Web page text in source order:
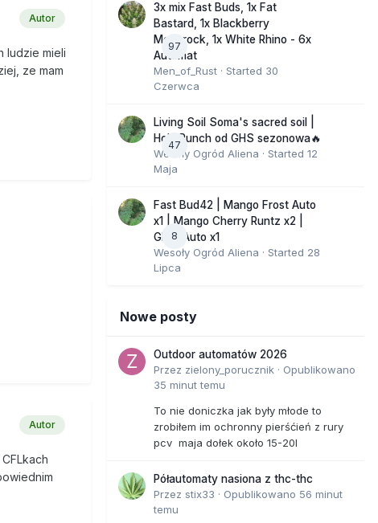
Autor
ludzie mieli
ze mam
Autor
97
3x mix Fast Buds, 1x Fat
Bastard, 1x Blackberry
Moonrock, 1x White Rhino - 6x
Automat
Men_of_Rust · Started 30
Czerwca
47
Living Soil Soma's sacred soil |
Holy Punch od GHS sezonowa🔥
Wesoły Ogród Aliena · Started 12
Maja
8
Fast Bud42 | Mango Frost Auto
x1 | Mango Cherry Runtz x2 |
GMO Auto x1
Wesoły Ogród Aliena · Started 28
Lipca
Nowe posty
Outdoor automatów 2026
Przez zielony_porucznik · Opublikowano
35 minut temu
To nie doniczka jak były młode to
zrobiłem im ochronny pierśćień z rury
pcv maja dołek około 15-20l
Półautomaty nasiona z thc-thc
Przez stix33 · Opublikowano 56 minut
temu